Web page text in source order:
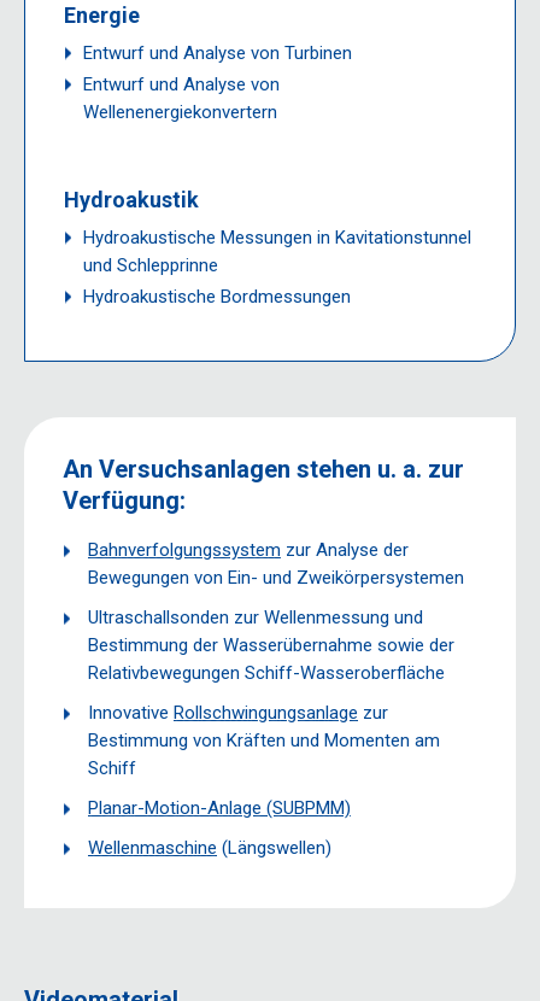
Energie
Entwurf und Analyse von Turbinen
Entwurf und Analyse von
Wellenenergiekonvertern
Hydroakustik
Hydroakustische Messungen in Kavitationstunnel
und Schlepprinne
Hydroakustische Bordmessungen
An Versuchsanlagen stehen u. a. zur
Verfügung:
Bahnverfolgungssystem zur Analyse der
Bewegungen von Ein- und Zweikörpersystemen
Ultraschallsonden zur Wellenmessung und
Bestimmung der Wasserübernahme sowie der
Relativbewegungen Schiff-Wasseroberfläche
Innovative Rollschwingungsanlage zur
Bestimmung von Kräften und Momenten am
Schiff
Planar-Motion-Anlage (SUBPMM)
Wellenmaschine (Längswellen)